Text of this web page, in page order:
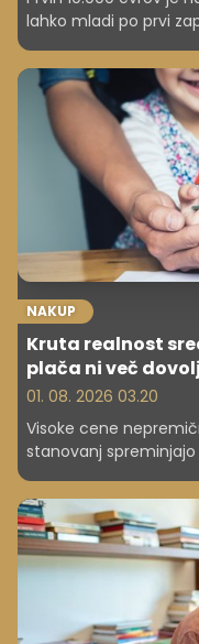
lahko mladi po prvi
odrekanja vsem
NAKUP
Kruta realnost
plača ni več
01. 08. 2026 03.20
Visoke cene
stanovanj
opušča sanje o
pojavljajo tudi drugod